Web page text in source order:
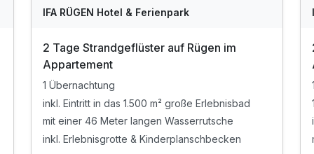
IFA RÜGEN Hotel & Ferienpark
2 Tage Strandgeflüster auf Rügen im
Appartement
1 Übernachtung
inkl. Eintritt in das 1.500 m² große Erlebnisbad
mit einer 46 Meter langen Wasserrutsche
inkl. Erlebnisgrotte & Kinderplanschbecken